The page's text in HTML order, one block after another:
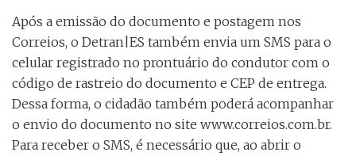
Após a emissão do documento e postagem nos
Correios, o Detran|ES também envia um SMS para o
celular registrado no prontuário do condutor com o
código de rastreio do documento e CEP de entrega.
Dessa forma, o cidadão também poderá acompanhar
o envio do documento no site www.correios.com.br.
Para receber o SMS, é necessário que, ao abrir o